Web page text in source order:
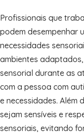
Profissionais que
podem desempenhar
necessidades
ambientes
sensorial durante as
com a pessoa com
e necessidades. Além
sejam sensíveis e
sensoriais, evitando